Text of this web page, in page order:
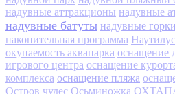
надувные аттракционы надувные
надувные батуты надувные горки
накопительная программа Наутилус
окупаемость аквапарка оснащение
игрового центра оснащение
комплекса оснащение пляжа
Остров чудес Осьминожка